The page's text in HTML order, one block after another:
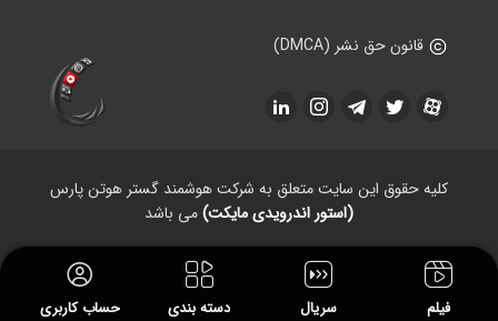
فیلم سریال دسته بندی حساب کاربری
قانون حق نشر (DMCA)
کلیه حقوق این سایت متعلق به شرکت هوشمند گستر هوتن پارس
(استور اندرویدی مایکت)می باشد